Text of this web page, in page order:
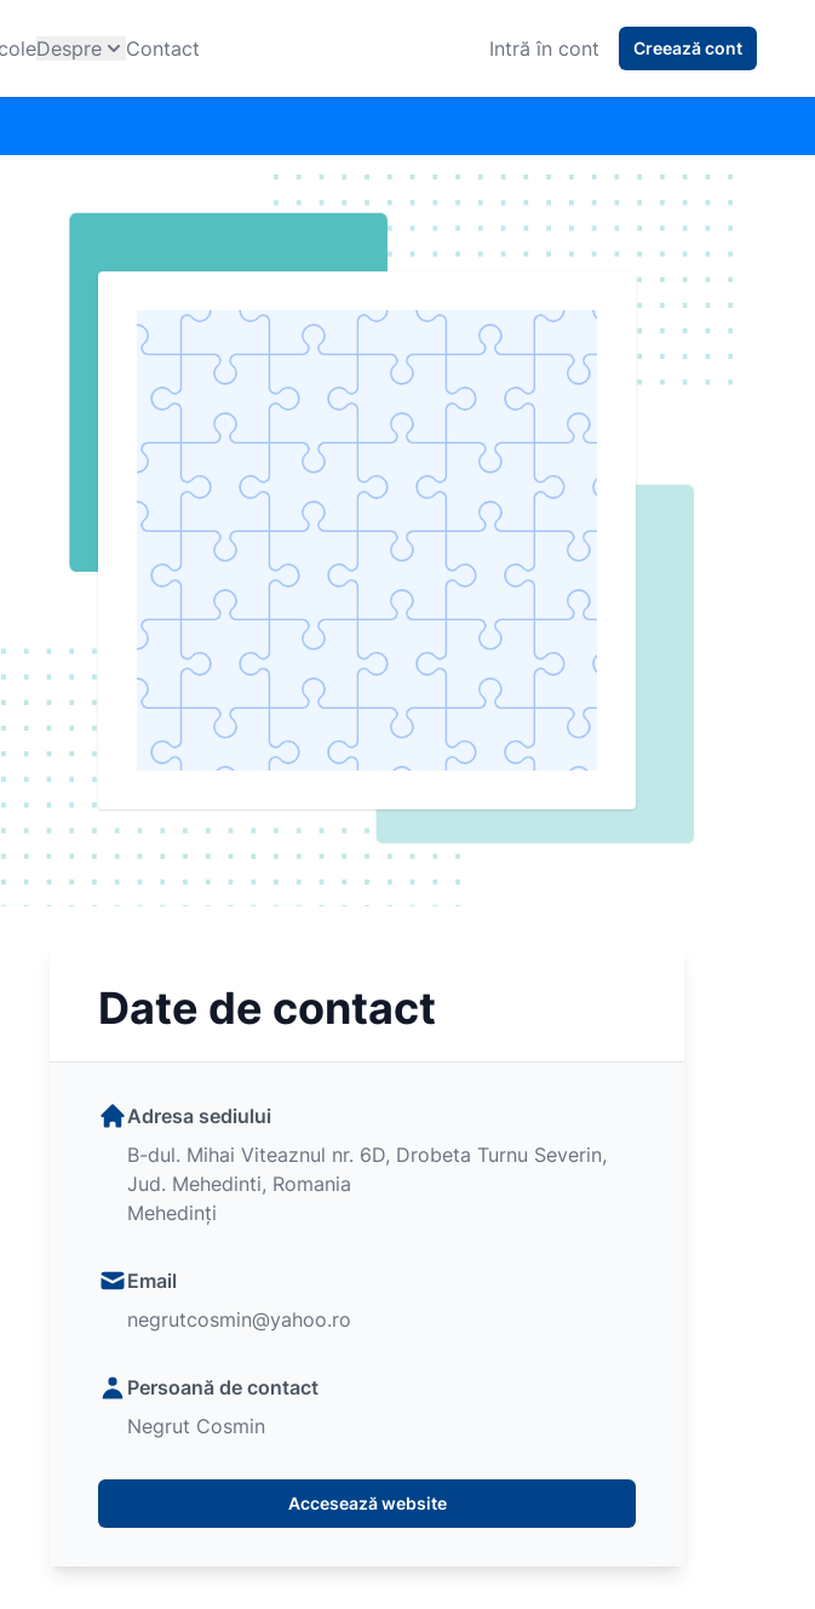
Despre Contact Intră în cont Creează cont
Date de contact
Adresa sediului
B-dul. Mihai Viteaznul nr. 6D, Drobeta Turnu Severin,
Jud. Mehedinti, Romania
Mehedinți
Email
negrutcosmin@yahoo.ro
Persoană de contact
Negrut Cosmin
Accesează website